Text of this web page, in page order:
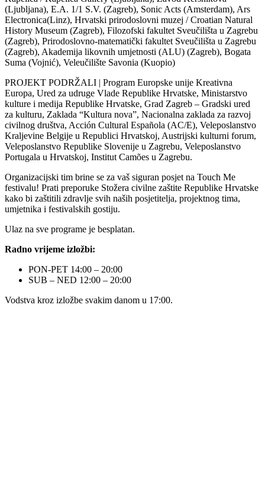
(Ljubljana), E.A. 1/1 S.V. (Zagreb), Sonic Acts (Amsterdam), Ars
Electronica(Linz), Hrvatski prirodoslovni muzej / Croatian Natural
History Museum (Zagreb), Filozofski fakultet Sveučilišta u Zagrebu
(Zagreb), Prirodoslovno-matematički fakultet Sveučilišta u Zagrebu
(Zagreb), Akademija likovnih umjetnosti (ALU) (Zagreb), Bogata
Suma (Vojnić), Veleučilište Savonia (Kuopio)
PROJEKT PODRŽALI | Program Europske unije Kreativna
Europa, Ured za udruge Vlade Republike Hrvatske, Ministarstvo
kulture i medija Republike Hrvatske, Grad Zagreb – Gradski ured
za kulturu, Zaklada “Kultura nova”, Nacionalna zaklada za razvoj
civilnog društva, Acción Cultural Española (AC/E), Veleposlanstvo
Kraljevine Belgije u Republici Hrvatskoj, Austrijski kulturni forum,
Veleposlanstvo Republike Slovenije u Zagrebu, Veleposlanstvo
Portugala u Hrvatskoj, Institut Camões u Zagrebu.
Organizacijski tim brine se za vaš siguran posjet na Touch Me
festivalu! Prati preporuke Stožera civilne zaštite Republike Hrvatske
kako bi zaštitili zdravlje svih naših posjetitelja, projektnog tima,
umjetnika i festivalskih gostiju.
Ulaz na sve programe je besplatan.
Radno vrijeme izložbi:
PON-PET 14:00 – 20:00
SUB – NED 12:00 – 20:00
Vodstva kroz izložbe svakim danom u 17:00.